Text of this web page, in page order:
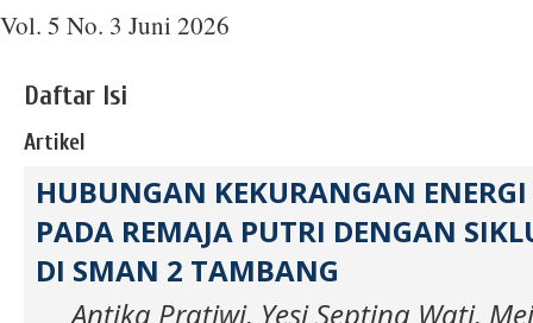
Vol. 5 No. 3 Juni 2026
Daftar Isi
Artikel
HUBUNGAN KEKURANGAN
PADA REMAJA PUTRI DENGAN
DI SMAN 2 TAMBANG
Antika Pratiwi, Yesi Septina Wati,